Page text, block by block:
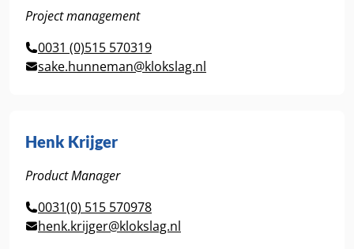
Project management
0031 (0)515 570319
sake.hunneman@klokslag.nl
Henk Krijger
Product Manager
0031(0) 515 570978
henk.krijger@klokslag.nl